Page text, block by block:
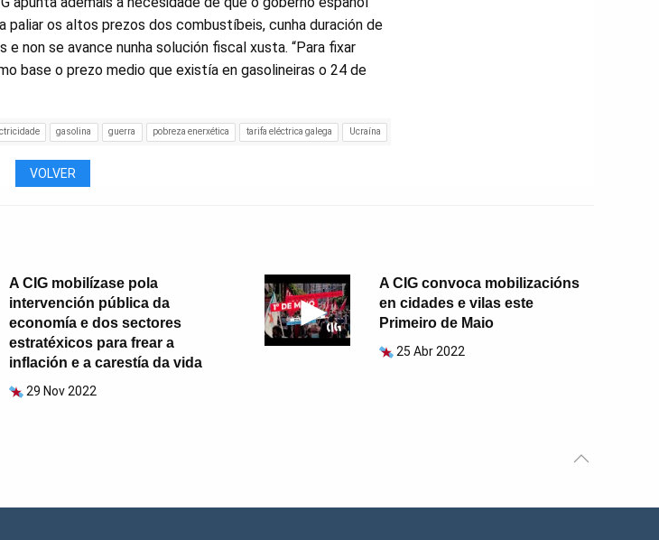
paliar os altos prezos dos combustíbeis, cunha duración de
non se avance nunha solución fiscal xusta. “Para fixar
base o prezo medio que existía en gasolineiras o 24 de
gasolina guerra pobreza enerxética tarifa eléctrica galega Ucraína
VOLVER
A CIG mobilízase pola
intervención pública da
economía e dos sectores
estratéxicos para frear a
inflación e a carestía da vida
29 Nov 2022
A CIG convoca mobilizacións
en cidades e vilas este
Primeiro de Maio
25 Abr 2022